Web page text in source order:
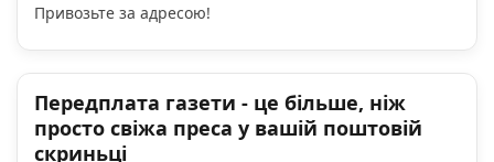
Привозьте за адресою!
Передплата газети - це більше, ніж
просто свіжа преса у вашій поштовій
скриньці